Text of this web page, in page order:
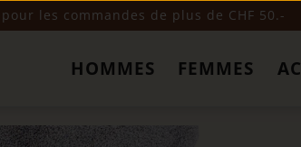
pour les commandes de plus de CHF 50.-
HOMMES FEMMES